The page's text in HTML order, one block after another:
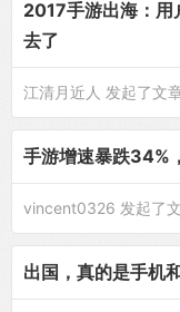
2017手游出海：用
去了
江清月近人 发起了文
手游增速暴跌34%
vincent0326 发起了
出国，真的是手机